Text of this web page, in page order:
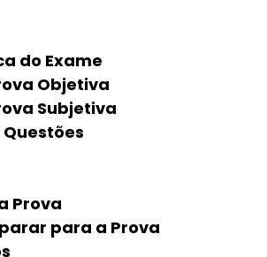
do Exame
Objetiva
Subjetiva
Prova
para a Prova